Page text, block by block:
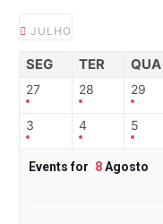
JULHO
SEG TER QUA
27 28 29
3 4 5
Events for 8Agosto